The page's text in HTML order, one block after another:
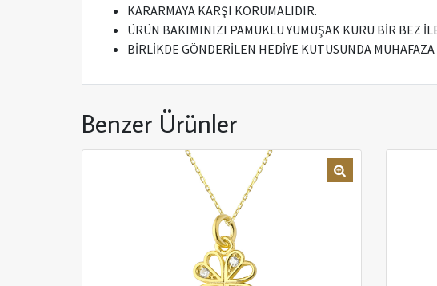
KARARMAYA KARŞI KORUMALIDIR.
ÜRÜN BAKIMINIZI PAMUKLU YUMUŞAK KURU BİR BEZ
BİRLİKDE GÖNDERİLEN HEDİYE KUTUSUNDA
Benzer Ürünler